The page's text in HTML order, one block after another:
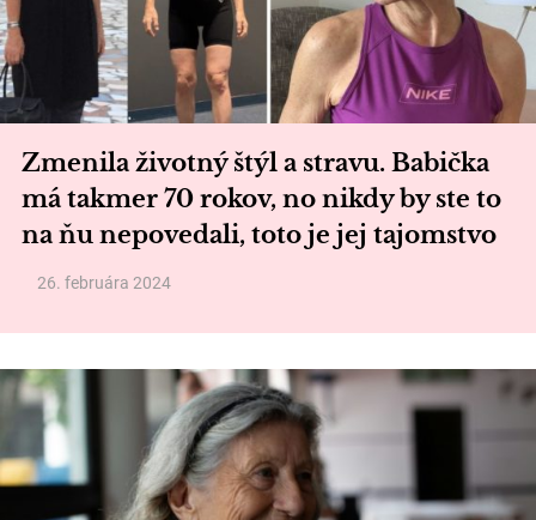
Zmenila životný štýl a stravu. Babička
má takmer 70 rokov, no nikdy by ste to
na ňu nepovedali, toto je jej tajomstvo
26. februára 2024